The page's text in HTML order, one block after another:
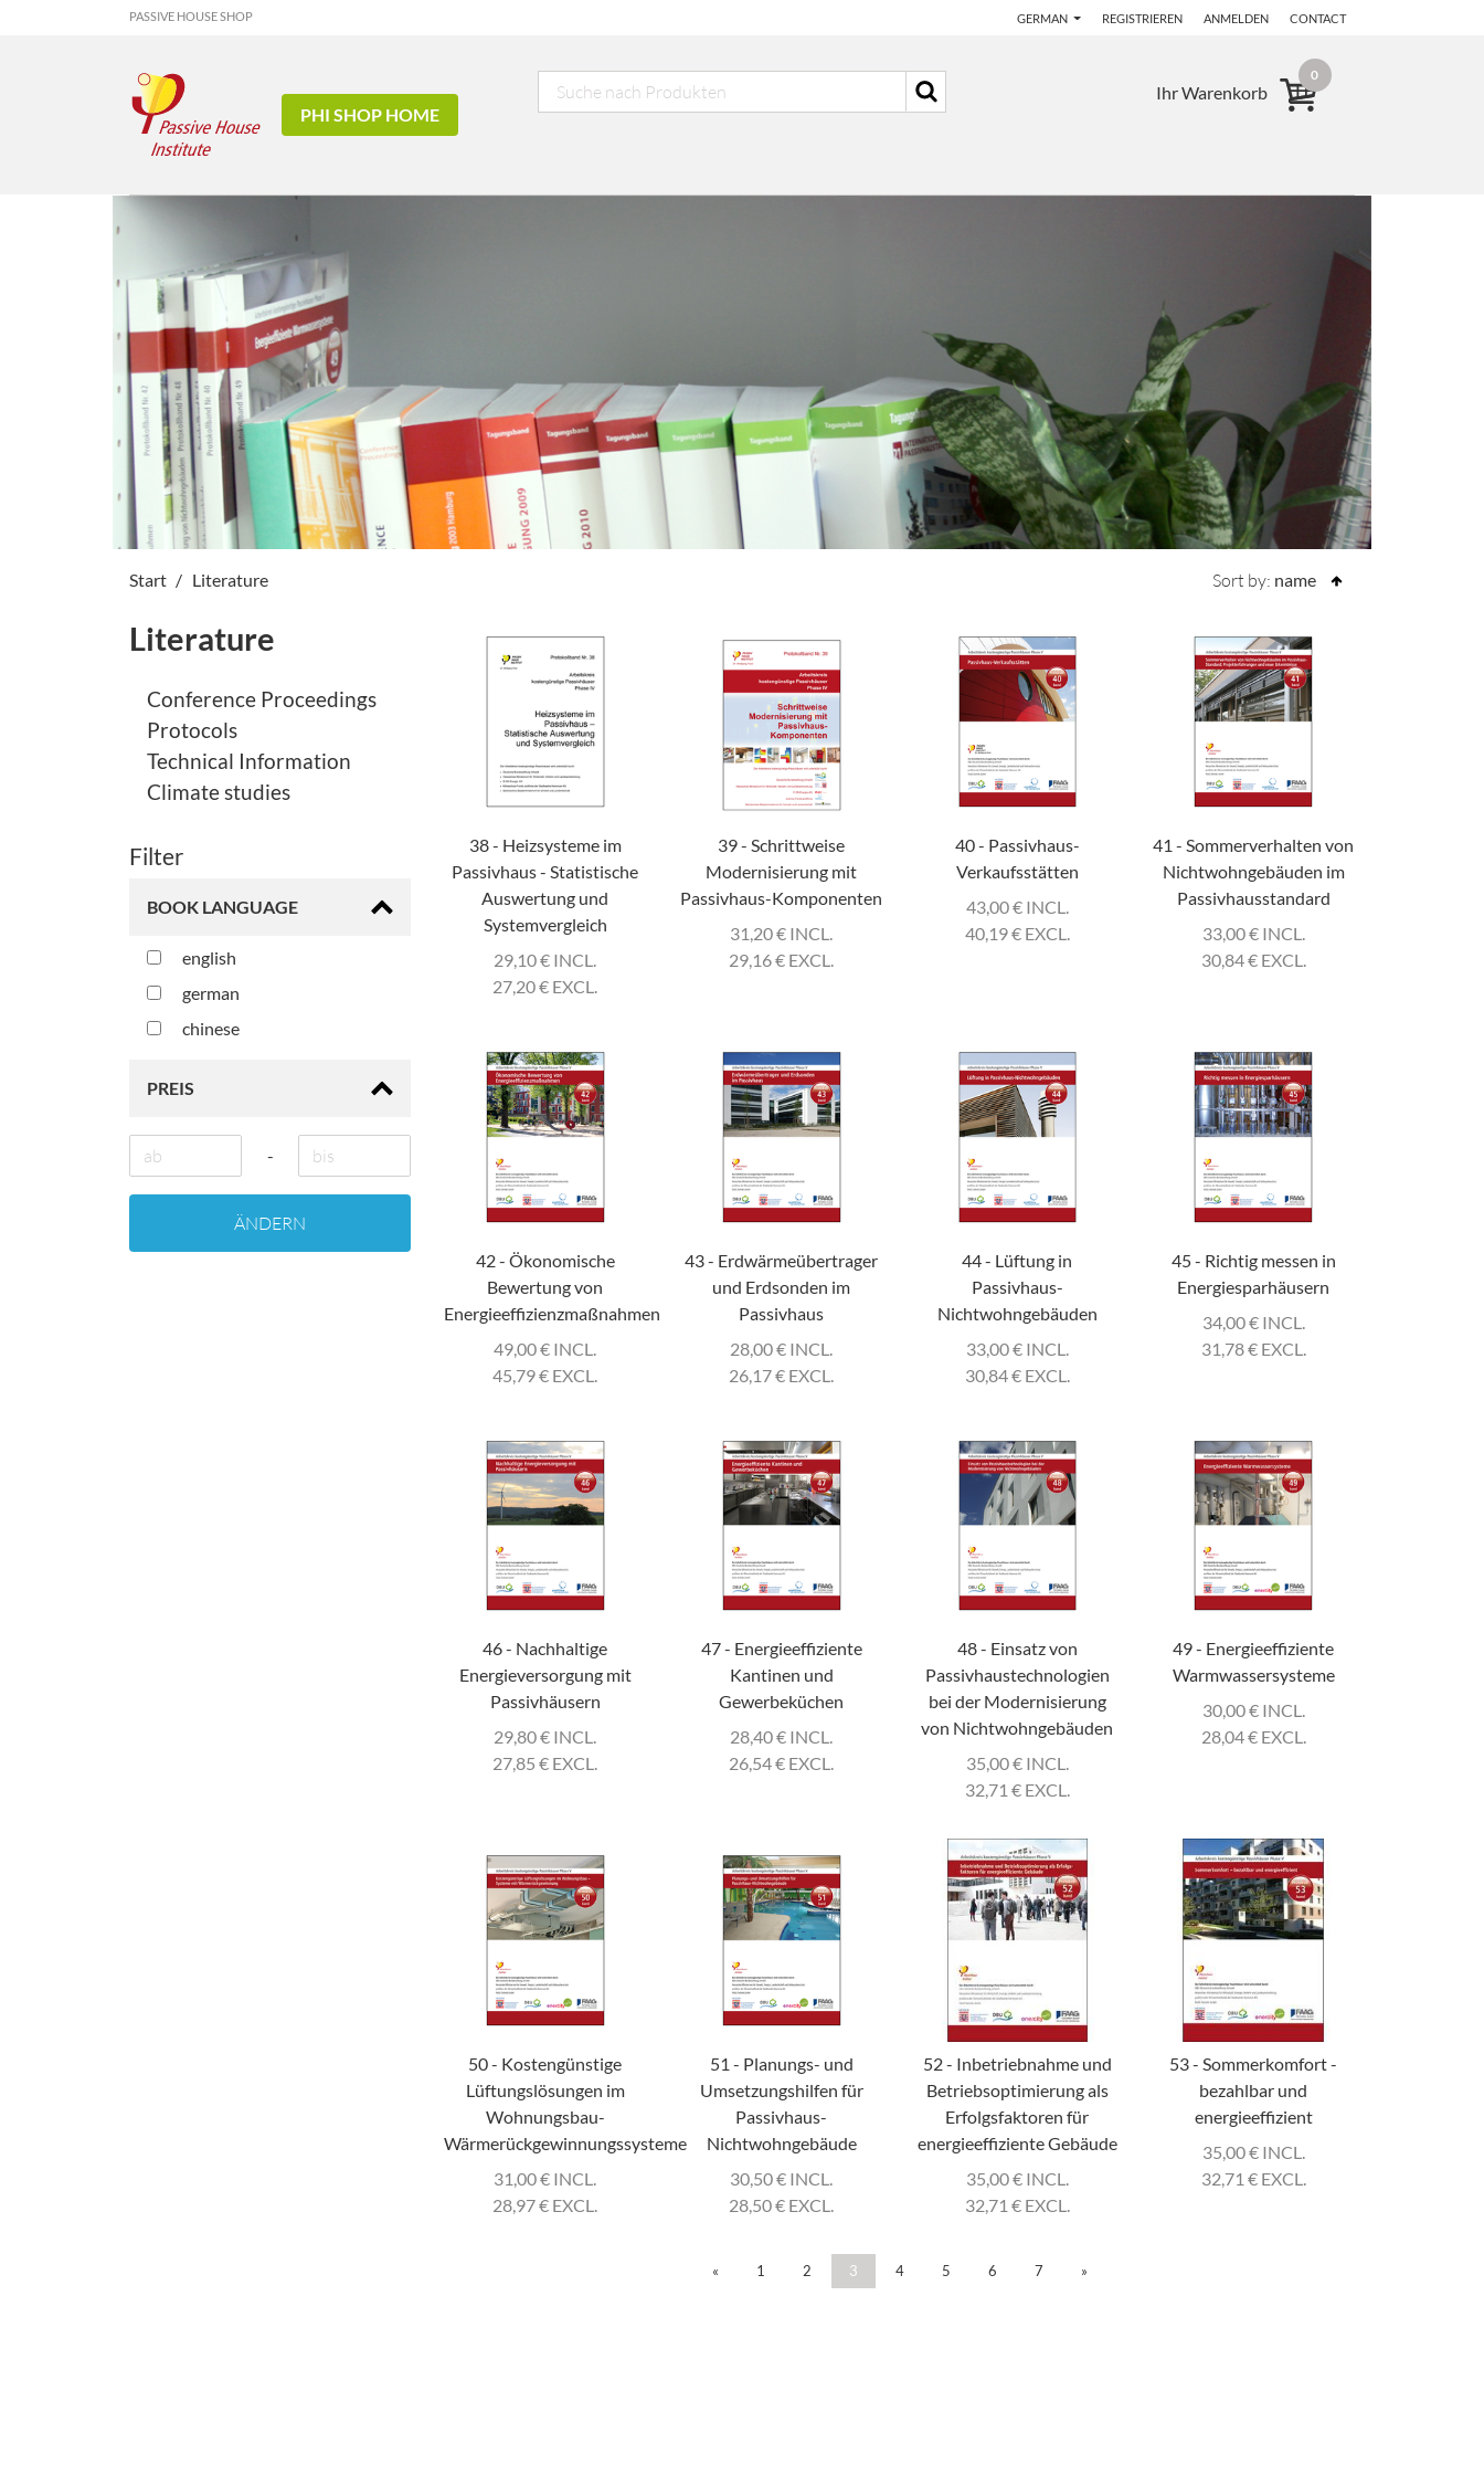
PASSIVE HOUSE SHOP GERMAN REGISTRIEREN ANMELDEN CONTACT
PHI SHOP HOME
Ihr Warenkorb
0
Start Literature Sort by: name
Literature
Conference Proceedings
Protocols
Technical Information
Climate studies
Filter
BOOK LANGUAGE
english
german
chinese
PREIS
-
ÄNDERN
38 - Heizsysteme im
Passivhaus - Statistische
Auswertung und
Systemvergleich
29,10€ INCL.
27,20€ EXCL.
39 - Schrittweise
Modernisierung mit
Passivhaus-Komponenten
31,20€ INCL.
29,16€ EXCL.
40 - Passivhaus-
Verkaufsstätten
43,00€INCL.
40,19€EXCL.
41 - Sommerverhalten von
Nichtwohngebäuden im
Passivhausstandard
33,00€INCL.
30,84€EXCL.
42 - Ökonomische
Bewertung von
Energieeffizienzmaßnahmen
49,00€ INCL.
45,79€ EXCL.
43 - Erdwärmeübertrager
und Erdsonden im
Passivhaus
28,00€ INCL.
26,17€ EXCL.
44 - Lüftung in
Passivhaus-
Nichtwohngebäuden
33,00€INCL.
30,84€EXCL.
45 - Richtig messen in
Energiesparhäusern
34,00€INCL.
31,78€EXCL.
46 - Nachhaltige
Energieversorgung mit
Passivhäusern
29,80€ INCL.
27,85€ EXCL.
47 - Energieeffiziente
Kantinen und
Gewerbeküchen
28,40€ INCL.
26,54€ EXCL.
48 - Einsatz von
Passivhaustechnologien
bei der Modernisierung
von Nichtwohngebäuden
35,00€INCL.
32,71 €EXCL.
49 - Energieeffiziente
Warmwassersysteme
30,00€INCL.
28,04€EXCL.
50 - Kostengünstige
Lüftungslösungen im
Wohnungsbau-
Wärmerückgewinnungssysteme
31,00€ INCL.
28,97€ EXCL.
51 - Planungs- und
Umsetzungshilfen für
Passivhaus-
Nichtwohngebäude
30,50€ INCL.
28,50€ EXCL.
52 - Inbetriebnahme und
Betriebsoptimierung als
Erfolgsfaktoren für
energieeffiziente Gebäude
35,00€INCL.
32,71 €EXCL.
53 - Sommerkomfort -
bezahlbar und
energieeffizient
35,00€INCL.
32,71 €EXCL.
« 1 2 3 4 5 6 7 »